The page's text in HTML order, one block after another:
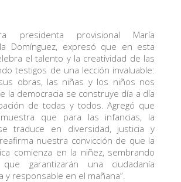
presidenta provisional María
Domínguez, expresó que en esta
el talento y la creatividad de las
testigos de una lección invaluable:
obras, las niñas y los niños nos
la democracia se construye día a día
de todas y todos. Agregó que
que para las infancias, la
traduce en diversidad, justicia y
nuestra convicción de que la
comienza en la niñez, sembrando
garantizarán una ciudadanía
y responsable en el mañana”.